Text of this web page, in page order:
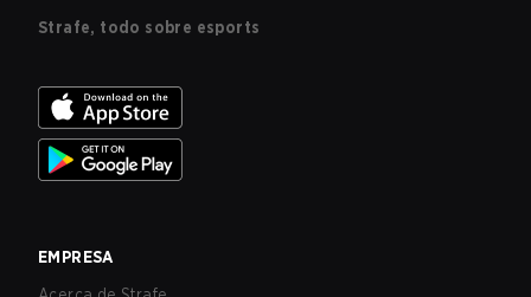
Strafe, todo sobre esports
EMPRESA